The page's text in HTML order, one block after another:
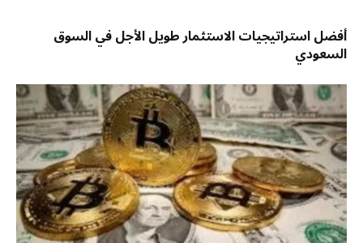
أفضل استراتيجيات الاستثمار طويل الأجل في السوق
السعودي